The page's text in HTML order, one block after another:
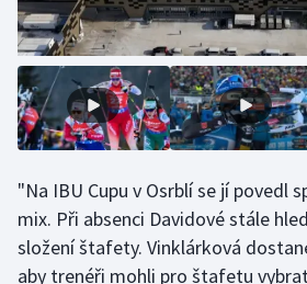
Plavání
Plážový volejbal
Ragby
Rychlostní kanoistika
Short track
"Na IBU Cupu v Osrblí se jí povedl
mix. Při absenci Davidové stále
složení štafety. Vinklárková
aby trenéři mohli pro štafetu